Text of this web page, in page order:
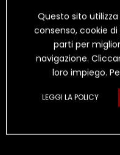
2024 – Great Taste
Premio Great Taste ☆☆
Premio Great Taste ☆☆
Premio Great Taste ☆☆
Petroso”
Questo sito
consenso, cookie
parti per
navigazione.
loro impiego.
LEGGI LA POLICY